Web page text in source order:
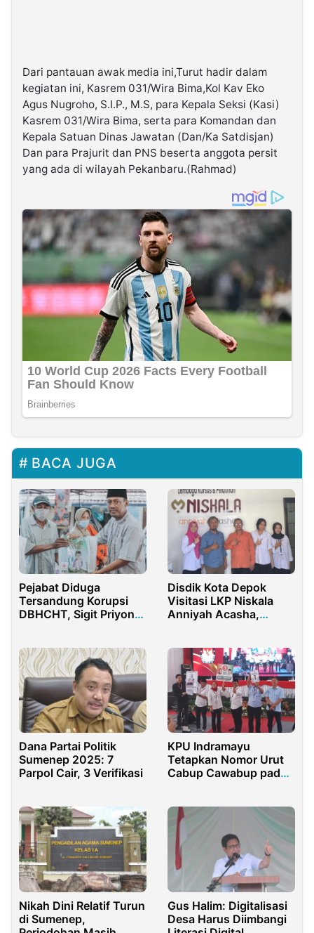
Dari pantauan awak media ini,Turut hadir dalam
kegiatan ini, Kasrem 031/Wira Bima,Kol Kav Eko
Agus Nugroho, S.I.P., M.S, para Kepala Seksi (Kasi)
Kasrem 031/Wira Bima, serta para Komandan dan
Kepala Satuan Dinas Jawatan (Dan/Ka Satdisjan)
Dan para Prajurit dan PNS beserta anggota persit
yang ada di wilayah Pekanbaru.(Rahmad)
BACA JUGA
Pejabat Diduga
Tersandung Korupsi
DBHCHT, Sigit Priyono
Pamekasan
Disdik Kota Depok
Visitasi LKP Niskala
Anniyah Acasha,
Dana Partai Politik
Sumenep 2025: 7
Parpol Cair, 3 Verifikasi
KPU Indramayu
Tetapkan Nomor Urut
Cabup Cawabup pada
Nikah Dini Relatif Turun
di Sumenep,
Gus Halim: Digitalisasi
Desa Harus Diimbangi